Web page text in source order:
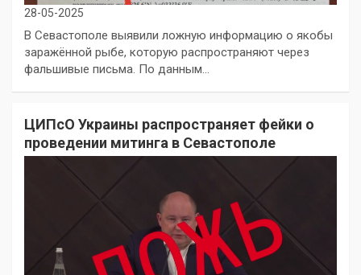
28-05-2025
В Севастополе выявили ложную информацию о якобы
заражённой рыбе, которую распространяют через
фальшивые письма. По данным…
ЦИПсО Украины распространяет фейки о
проведении митинга в Севастополе